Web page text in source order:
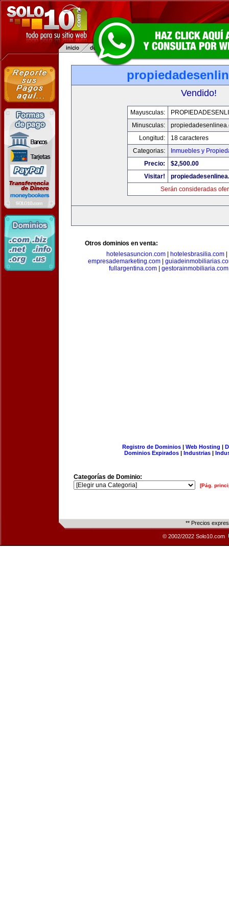
Vendido!
Mayusculas:
Minusculas:
Longitud:
18 caracteres
Categorias:
Inmuebles y
Precio:
$2,500.00
Visitar!
Serán consideradas
Otros dominios en venta:
hotelesasuncion.com| hotelesbrasilia.com|
empresademarketing.com|
fullargentina.com
gestorainmobiliaria.com
Registro de Dominios| Web Hosting |
Dominios Expirados | Industrias |
Categorías de Dominio:
[Pág.
** Precios
© 2002/2022 Solo10.com